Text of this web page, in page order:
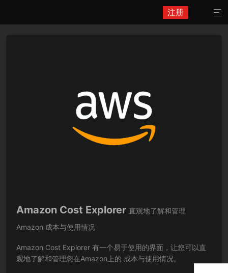
注册 
Amazon Cost Explorer 直观地了解和管理
Amazon 成本与使用情况
Amazon Cost Explorer 有一个易于使用的界面，让您可以直
观地了解和管理您在Amazon上的 成本与使用情况。